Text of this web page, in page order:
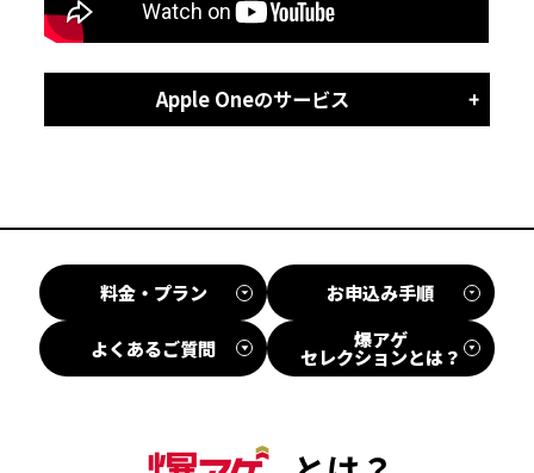
Apple Oneのサービス
料金・プラン お申込み手順
よくあるご質問 爆アゲ
セレクションとは？